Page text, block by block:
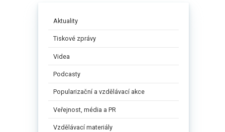
Aktuality
Tiskové zprávy
Videa
Podcasty
Popularizační a vzdělávací akce
Veřejnost, média a PR
Vzdělávací materiály